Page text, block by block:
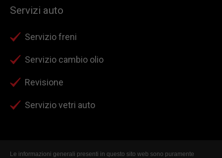
Servizi auto
Servizio freni
Servizio cambio olio
Revisione
Servizio vetri auto
Le informazioni generali presenti in questo sito web sono puramente